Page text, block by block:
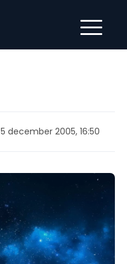
5 december 2005, 16:50